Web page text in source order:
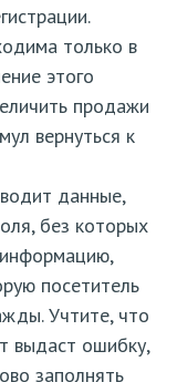
только в
этого
продажи
вернуться к
данные,
без которых
посетитель
Учтите, что
выдаст ошибку,
заполнять